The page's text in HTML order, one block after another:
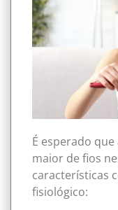
É esperado
maior de fios
características
fisiológico: